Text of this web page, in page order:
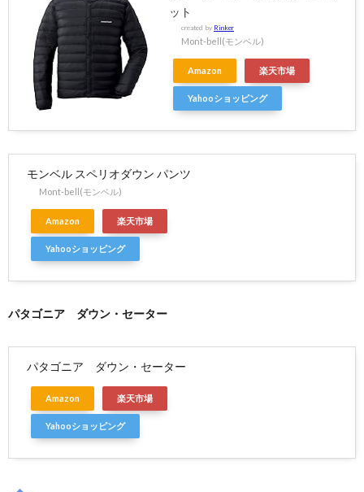
ット
created by Rinker
Mont-bell(モンベル)
Amazon 楽天市場
Yahooショッピング
モンベル スペリオダウン パンツ
Mont-bell(モンベル)
Amazon 楽天市場
Yahooショッピング
パタゴニア ダウン・セーター
パタゴニア ダウン・セーター
Amazon 楽天市場
Yahooショッピング